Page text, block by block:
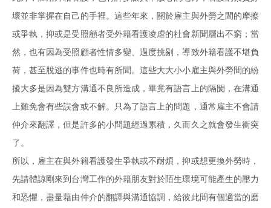
壞並非掌握在自己的手裡。這些年來，關於雇主與外勞之間的摩擦
或爭執，抑或是受照顧者受外籍看護凌虐的社會新聞層出不窮；當
然，也有因為受照顧者性情多變、過度挑剔，導致外籍看護不堪負
荷，甚至脫逃的事件也時有所聞。這些大大小小雇主與外勞間的紛
擾大多是因為雙方溝通不良所造成，畢竟有語言上的隔閡，在溝通
上難免會有些誤會或不解。只為了語言上的問題，通常雇主不會請
仲介來翻譯，但是許多的小問題經過累積，久而久之就會發生衝突
了。
所以，雇主在與外籍看護發生爭執或不耐煩，抑或想更換外勞時，
先請體諒剛來到台灣工作的外籍朋友對於陌生環境可能產生的壓力
和恐懼，盡量藉由仲介的翻譯與溝通協調，給彼此間有個適當的磨